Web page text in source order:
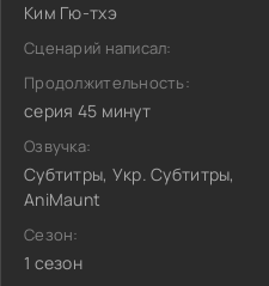
Ким Гю-тхэ
Сценарий написал:
Продолжительность:
серия 45 минут
Озвучка:
Субтитры, Укр. Субтитры,
AniMaunt
Сезон:
1 сезон